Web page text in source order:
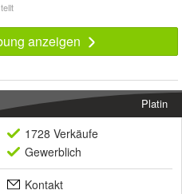
anzeigen
Platin
1728 Verkäufe
Gewerblich
Kontakt